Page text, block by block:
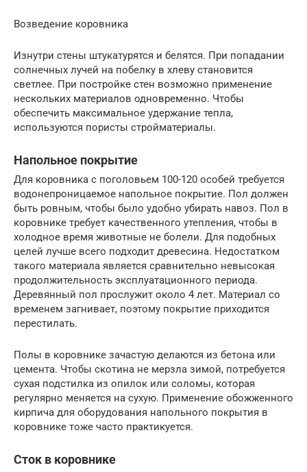
Возведение коровника
Изнутри стены штукатурятся и белятся. При попадании
солнечных лучей на побелку в хлеву становится
светлее. При постройке стен возможно применение
нескольких материалов одновременно. Чтобы
обеспечить максимальное удержание тепла,
используются пористы стройматериалы.
Напольное покрытие
Для коровника с поголовьем 100-120 особей требуется
водонепроницаемое напольное покрытие. Пол должен
быть ровным, чтобы было удобно убирать навоз. Пол в
коровнике требует качественного утепления, чтобы в
холодное время животные не болели. Для подобных
целей лучше всего подходит древесина. Недостатком
такого материала является сравнительно невысокая
продолжительность эксплуатационного периода.
Деревянный пол прослужит около 4 лет. Материал со
временем загнивает, поэтому покрытие приходится
перестилать.
Полы в коровнике зачастую делаются из бетона или
цемента. Чтобы скотина не мерзла зимой, потребуется
сухая подстилка из опилок или соломы, которая
регулярно меняется на сухую. Применение обожженного
кирпича для оборудования напольного покрытия в
коровнике тоже часто практикуется.
Сток в коровнике